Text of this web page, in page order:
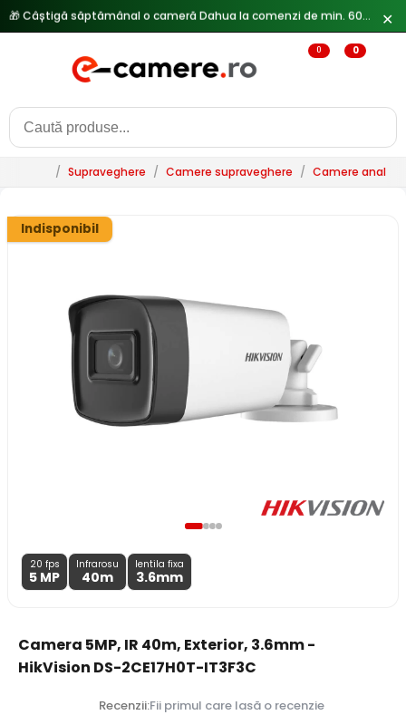
✕
0 0
/ Supraveghere / Camere supraveghere / Camere
Indisponibil
20 fps
5 MP
Infrarosu
40m
lentila fixa
3.6mm
Camera 5MP, IR 40m, Exterior, 3.6mm -
HikVision DS-2CE17H0T-IT3F3C
Recenzii:Fii primul care lasă o recenzie